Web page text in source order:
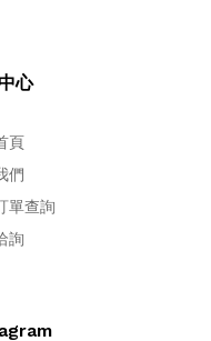
心
頁
們
單查詢
詢